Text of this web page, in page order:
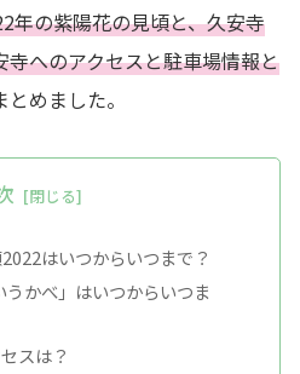
年の紫陽花の見頃と、久安寺
へのアクセスと駐車場情報と
とめました。
はいつからいつまで？
かべ」はいつからいつま
スは？